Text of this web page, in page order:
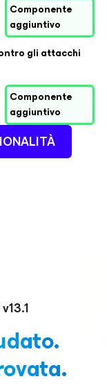
Componente
aggiuntivo
gli attacchi
Componente
aggiuntivo